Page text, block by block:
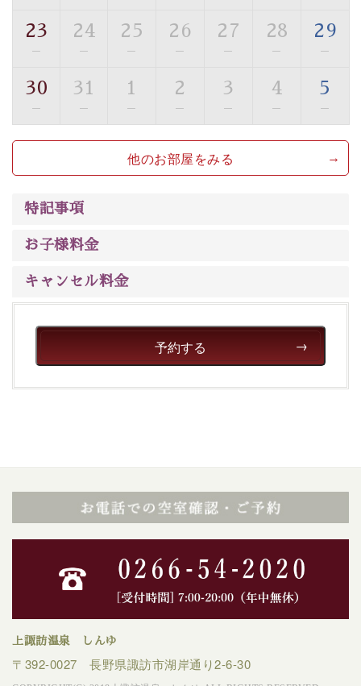
豊富な知識を持ったドライバー兼ガイドが諏訪大社をご
案内します。
事前ご予約制ですので、ご利用ご希望の方
※交通規制などにより運行できない日がございます
※年末年始及び御柱祭前後は運行しておりません
以上がプラン内容です。
上諏訪温泉“しんゆ”なら諏訪大社など歴史ある諏訪の街
清らかな源泉、
みを感じていただける、美しく癒される宿で贅沢に幸せ
23
—
24
—
25
—
26
—
27
—
28
—
29
—
30
—
31
—
1
—
2
—
3
—
4
—
5
—
他のお部屋をみる
特記事項
お子様料金
キャンセル料金
予約する
上諏訪温泉 しんゆ
〒392-0027 長野県諏訪市湖岸通り2-6-30